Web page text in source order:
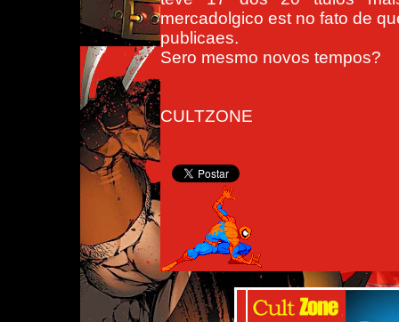
mercadolgico est no fato de
publicaes.
Sero mesmo novos tempos?
CULTZONE